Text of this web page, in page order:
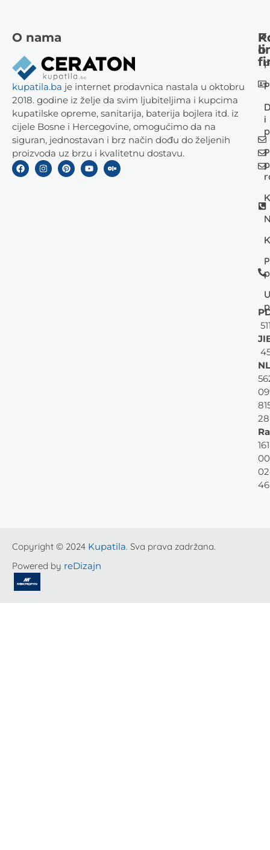
O nama
kupatila.ba je internet prodavnica nastala u oktobru
2018. godine iz želje da svim ljubiteljima i kupcima
kupatilske opreme, sanitarija, baterija bojlera itd. iz
cijele Bosne i Hercegovine, omogućimo da na
siguran, jednostavan i brz način dođu do željenih
proizvoda uz brzu i kvalitetnu dostavu.
i
o
28
46
Copyright © 2024 Kupatila. Sva prava zadržana.
Powered by reDizajn